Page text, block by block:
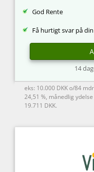
God Rente
Få hurtigt svar på
14
eks: 10.000 DKK o/84
24,51 %, månedlig
19.711 DKK.